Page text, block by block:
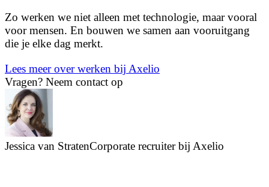
Zo werken we niet alleen met technologie, maar vooral
voor mensen. En bouwen we samen aan vooruitgang
die je elke dag merkt.
Lees meer over werken bij Axelio
Vragen? Neem contact op
Jessica van StratenCorporate recruiter bij Axelio